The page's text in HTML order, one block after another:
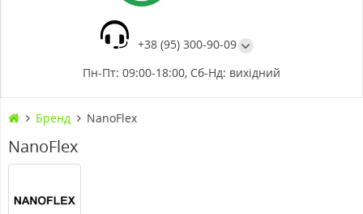
+38 (95) 300-90-09
Пн-Пт: 09:00-18:00, Сб-Нд: вихідний
Бренд NanoFlex
NanoFlex